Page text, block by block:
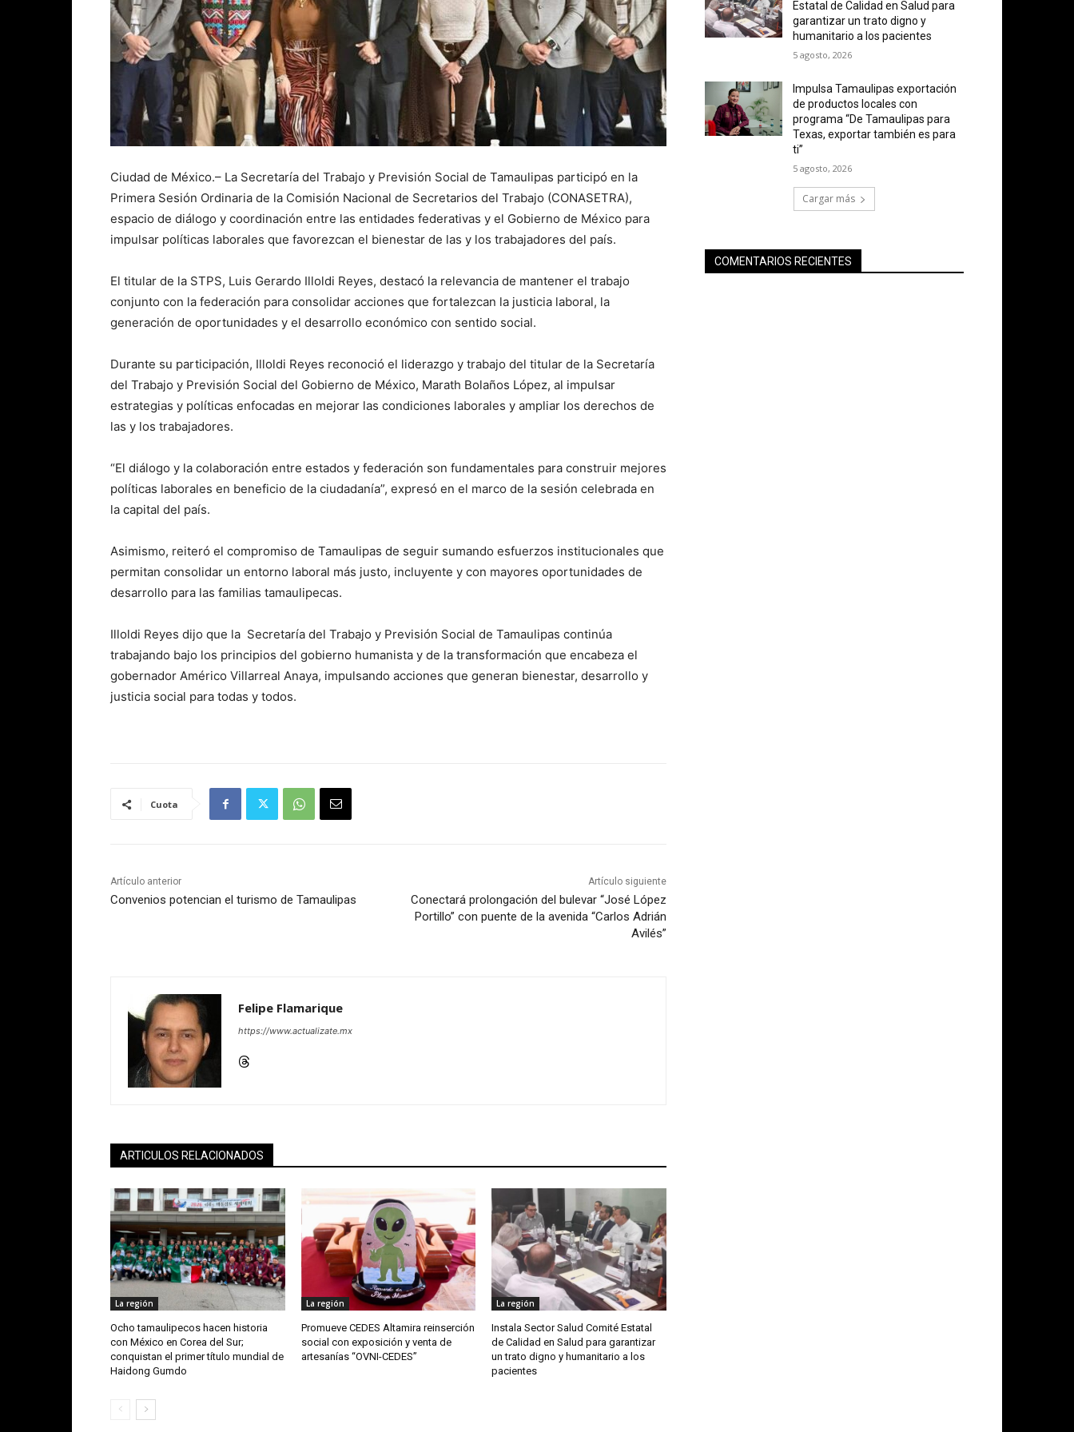
Ciudad de México.– La Secretaría del Trabajo y Previsión Social de Tamaulipas participó en la
Primera Sesión Ordinaria de la Comisión Nacional de Secretarios del Trabajo (CONASETRA),
espacio de diálogo y coordinación entre las entidades federativas y el Gobierno de México para
impulsar políticas laborales que favorezcan el bienestar de las y los trabajadores del país.
El titular de la STPS, Luis Gerardo Illoldi Reyes, destacó la relevancia de mantener el trabajo
conjunto con la federación para consolidar acciones que fortalezcan la justicia laboral, la
generación de oportunidades y el desarrollo económico con sentido social.
Durante su participación, Illoldi Reyes reconoció el liderazgo y trabajo del titular de la Secretaría
del Trabajo y Previsión Social del Gobierno de México, Marath Bolaños López, al impulsar
estrategias y políticas enfocadas en mejorar las condiciones laborales y ampliar los derechos de
las y los trabajadores.
“El diálogo y la colaboración entre estados y federación son fundamentales para construir mejores
políticas laborales en beneficio de la ciudadanía”, expresó en el marco de la sesión celebrada en
la capital del país.
Asimismo, reiteró el compromiso de Tamaulipas de seguir sumando esfuerzos institucionales que
permitan consolidar un entorno laboral más justo, incluyente y con mayores oportunidades de
desarrollo para las familias tamaulipecas.
Illoldi Reyes dijo que la Secretaría del Trabajo y Previsión Social de Tamaulipas continúa
trabajando bajo los principios del gobierno humanista y de la transformación que encabeza el
gobernador Américo Villarreal Anaya, impulsando acciones que generan bienestar, desarrollo y
justicia social para todas y todos.
Cuota
Artículo anterior
Convenios potencian el turismo de Tamaulipas
Artículo siguiente
Conectará prolongación del bulevar “José López
Portillo” con puente de la avenida “Carlos Adrián
Avilés”
Felipe Flamarique
https://www.actualizate.mx
ARTICULOS RELACIONADOS
La región
Ocho tamaulipecos hacen historia
con México en Corea del Sur;
conquistan el primer título mundial de
Haidong Gumdo
La región
Promueve CEDES Altamira reinserción
social con exposición y venta de
artesanías “OVNI-CEDES”
La región
Instala Sector Salud Comité Estatal
de Calidad en Salud para garantizar
un trato digno y humanitario a los
pacientes
Estatal de Calidad en Salud para
garantizar un trato digno y
humanitario a los pacientes
5 agosto, 2026
Impulsa Tamaulipas exportación
de productos locales con
programa “De Tamaulipas para
Texas, exportar también es para
ti”
5 agosto, 2026
Cargar más
COMENTARIOS RECIENTES